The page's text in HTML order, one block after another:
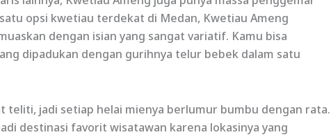
opsi kwetiau terdekat di Medan, Kwetiau Ameng
dengan isian yang sangat variatif. Kamu bisa
dipadukan dengan gurihnya telur bebek dalam satu
teliti, jadi setiap helai mienya berlumur bumbu dengan rata.
destinasi favorit wisatawan karena lokasinya yang